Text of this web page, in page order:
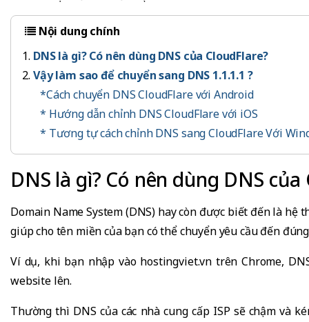
Nội dung chính
DNS là gì? Có nên dùng DNS của CloudFlare?
Vậy làm sao để chuyển sang DNS 1.1.1.1 ?
*Cách chuyển DNS CloudFlare với Android
* Hướng dẫn chỉnh DNS CloudFlare với iOS
* Tương tự cách chỉnh DNS sang CloudFlare Với
DNS là gì? Có nên dùng DNS của
Domain Name System (DNS) hay còn được biết đến là
giúp cho tên miền của bạn có thể chuyển yêu cầu đến đúng
Ví dụ, khi bạn nhập vào hostingviet.vn trên Chrome,
website lên.
Thường thì DNS của các nhà cung cấp ISP sẽ chậm và